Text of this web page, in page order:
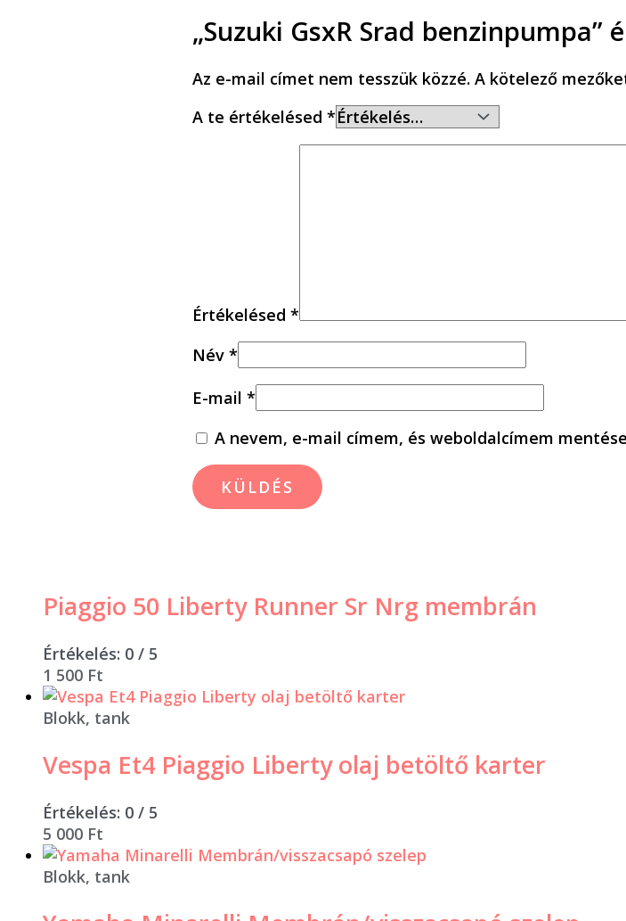
„Suzuki GsxR Srad benzinpumpa”
Az e-mail címet nem tesszük közzé. A kötelező
A te értékelésed *
Értékelésed *
Név *
E-mail *
A nevem, e-mail címem, és weboldalcímem
Piaggio 50 Liberty Runner Sr Nrg membrán
Értékelés: 0 / 5
1 500 Ft
Blokk, tank
Vespa Et4 Piaggio Liberty olaj betöltő karter
Értékelés: 0 / 5
5 000 Ft
Blokk, tank